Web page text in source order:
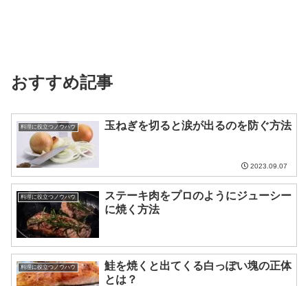
おすすめ記事
料理に役立つノウハウ 玉ねぎを切ると涙が出るのを防ぐ方法
2023.09.07
料理に役立つノウハウ
ステーキ肉をプロのようにジューシー
に焼く方法
料理に役立つノウハウ
鮭を焼くと出てくる白っぽい塊の正体
とは？